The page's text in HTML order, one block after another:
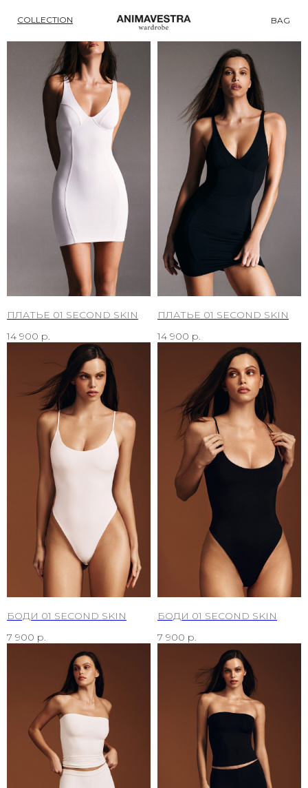
BAG
COLLECTION
ПЛАТЬЕ 01 SECOND SKIN
14 900 р.
ПЛАТЬЕ 01 SECOND SKIN
14 900 р.
БОДИ 01 SECOND SKIN
7 900 р.
БОДИ 01 SECOND SKIN
7 900 р.